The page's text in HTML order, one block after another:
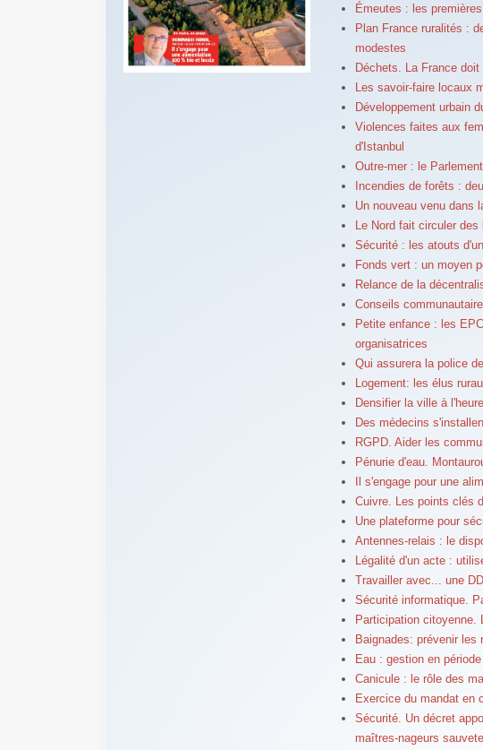
Émeutes : les
Plan France ruralités :
modestes
Déchets. La France
Les savoir-faire locaux
Développement urbain
Violences faites aux
d'Istanbul
Outre-mer : le
Incendies de forêts :
Un nouveau venu dans
Le Nord fait circuler
Sécurité : les atouts
Fonds vert : un moyen
Relance de la
Conseils
Petite enfance : les
organisatrices
Qui assurera la police
Logement: les élus
Densifier la ville à
Des médecins
RGPD. Aider les
Pénurie d'eau.
Il s'engage pour une
Cuivre. Les points clés
Une plateforme pour
Antennes-relais : le
Légalité d'un acte :
Travailler avec... une
Sécurité informatique.
Participation citoyenne.
Baignades: prévenir les
Eau : gestion en
Canicule : le rôle des
Exercice du mandat en
Sécurité. Un décret
maîtres-nageurs